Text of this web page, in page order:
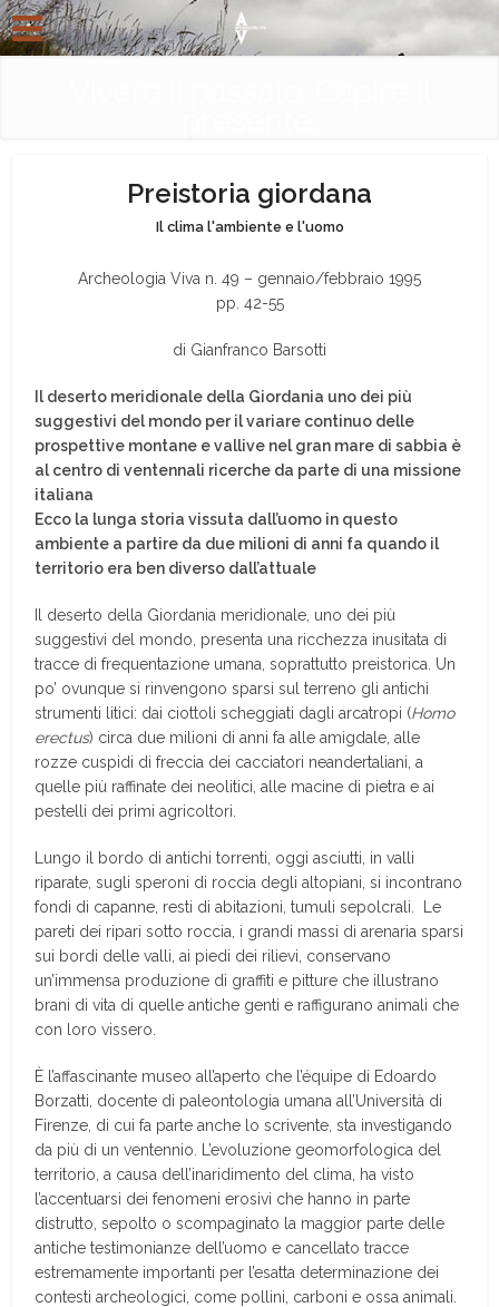
Preistoria giordana
Il clima l'ambiente e l'uomo
Archeologia Viva n. 49 – gennaio/febbraio 1995
pp. 42-55
di Gianfranco Barsotti
Il deserto meridionale della Giordania uno dei più
suggestivi del mondo per il variare continuo delle
prospettive montane e vallive nel gran mare di sabbia è
al centro di ventennali ricerche da parte di una missione
italiana
Ecco la lunga storia vissuta dall’uomo in questo
ambiente a partire da due milioni di anni fa quando il
territorio era ben diverso dall’attuale
Il deserto della Giordania meridionale, uno dei più
suggestivi del mondo, presenta una ricchezza inusitata di
tracce di frequentazione umana, soprattutto preistorica. Un
po’ ovunque si rinvengono sparsi sul terreno gli antichi
strumenti litici: dai ciottoli scheggiati dagli arcatropi (Homo
erectus) circa due milioni di anni fa alle amigdale, alle
rozze cuspidi di freccia dei cacciatori neandertaliani, a
quelle più raffinate dei neolitici, alle macine di pietra e ai
pestelli dei primi agricoltori.
Lungo il bordo di antichi torrenti, oggi asciutti, in valli
riparate, sugli speroni di roccia degli altopiani, si incontrano
fondi di capanne, resti di abitazioni, tumuli sepolcrali. Le
pareti dei ripari sotto roccia, i grandi massi di arenaria sparsi
sui bordi delle valli, ai piedi dei rilievi, conservano
un’immensa produzione di graffiti e pitture che illustrano
brani di vita di quelle antiche genti e raffigurano animali che
con loro vissero.
È l’affascinante museo all’aperto che l’équipe di Edoardo
Borzatti, docente di paleontologia umana all’Università di
Firenze, di cui fa parte anche lo scrivente, sta investigando
da più di un ventennio. L’evoluzione geomorfologica del
territorio, a causa dell’inaridimento del clima, ha visto
l’accentuarsi dei fenomeni erosivi che hanno in parte
distrutto, sepolto o scompaginato la maggior parte delle
antiche testimonianze dell’uomo e cancellato tracce
estremamente importanti per l’esatta determinazione dei
contesti archeologici, come pollini, carboni e ossa animali.